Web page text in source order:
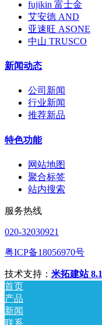
fujikin 富士金
艾安德 AND
亚速旺 ASONE
中山 TRUSCO
新闻动态
公司新闻
行业新闻
推荐新品
特色功能
网站地图
聚合标签
站内搜索
服务热线
020-32030921
粤ICP备18056970号
技术支持： 米拓建站 8.1
首页
产品
新闻
联系